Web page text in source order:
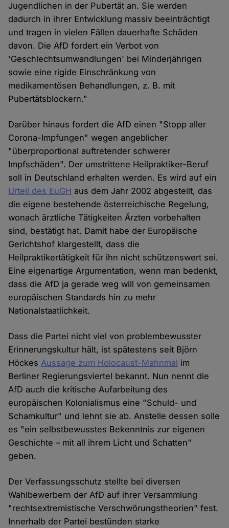
Jugendlichen in der Pubertät an. Sie werden
dadurch in ihrer Entwicklung massiv beeinträchtigt
und tragen in vielen Fällen dauerhafte Schäden
davon. Die AfD fordert ein Verbot von
'Geschlechtsumwandlungen' bei Minderjährigen
sowie eine rigide Einschränkung von
medikamentösen Behandlungen, z. B. mit
Pubertätsblockern."
Darüber hinaus fordert die AfD einen "Stopp aller
Corona-Impfungen" wegen angeblicher
"überproportional auftretender schwerer
Impfschäden". Der umstrittene Heilpraktiker-Beruf
soll in Deutschland erhalten werden. Es wird auf ein
Urteil des EuGH aus dem Jahr 2002 abgestellt, das
die eigene bestehende österreichische Regelung,
wonach ärztliche Tätigkeiten Ärzten vorbehalten
sind, bestätigt hat. Damit habe der Europäische
Gerichtshof klargestellt, dass die
Heilpraktikertätigkeit für ihn nicht schützenswert sei.
Eine eigenartige Argumentation, wenn man bedenkt,
dass die AfD ja gerade weg will von gemeinsamen
europäischen Standards hin zu mehr
Nationalstaatlichkeit.
Dass die Partei nicht viel von problembewusster
Erinnerungskultur hält, ist spätestens seit Björn
HöckesAussage zum Holocaust-Mahnmal im
Berliner Regierungsviertel bekannt. Nun nennt die
AfD auch die kritische Aufarbeitung des
europäischen Kolonialismus eine "Schuld- und
Schamkultur" und lehnt sie ab. Anstelle dessen solle
es "ein selbstbewusstes Bekenntnis zur eigenen
Geschichte – mit all ihrem Licht und Schatten"
geben.
Der Verfassungsschutz stellte bei diversen
Wahlbewerbern der AfD auf ihrer Versammlung
"rechtsextremistische Verschwörungstheorien" fest.
Innerhalb der Partei bestünden starke